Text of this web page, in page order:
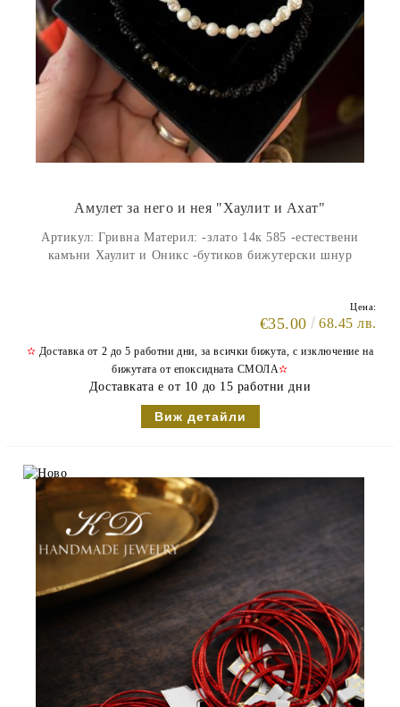
Амулет за него и нея "Хаулит и Ахат"
Артикул: Гривна Материл: -злато 14к 585 -естествени
камъни Хаулит и Оникс -бутиков бижутерски шнур
Цена:
€35.00 68.45 лв.
✫ Доставка от 2 до 5 работни дни, за всички бижута, с изключение на
бижутата от епоксидната СМОЛА✫
Доставката е от 10 до 15 работни дни
Виж детайли